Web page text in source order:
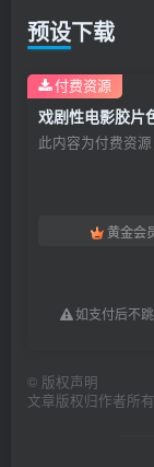
预设下载
此内容为付费资
黄金会
如支付后不
付费资源
© 版权声明
文章版权归作者所